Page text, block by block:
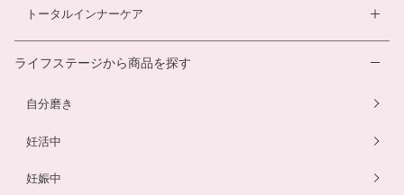
ルイボスティー
離乳食サービス
幼児食サービス
骨盤ベルト
ヘアカラートリートメント
ダイエットサプリ
酵素ドリンク
トータルインナーケア
ライフステージから商品を探す
自分磨き
妊活中
妊娠中